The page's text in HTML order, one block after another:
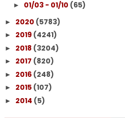
► 01/03 - 01/10 (65)
► 2020 (5783)
► 2019 (4241)
► 2018 (3204)
► 2017 (820)
► 2016 (248)
► 2015 (107)
► 2014 (5)